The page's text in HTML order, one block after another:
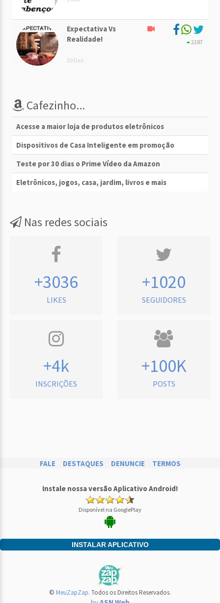
Expectativa Vs
Realidade!
20 Dez
2287
Cafezinho...
Acesse a maior loja de produtos eletrônicos
Dispositivos de Casa Inteligente em promoção
Teste por 30 dias o Prime Vídeo da Amazon
Eletrônicos, jogos, casa, jardim, livros e mais
Nas redes sociais
+3036
LIKES
+1020
SEGUIDORES
+4k
INSCRIÇÕES
+100K
POSTS
FALE DESTAQUES DENUNCIE TERMOS
Instale nossa versão Aplicativo Android!
Disponível na GooglePlay
INSTALAR APLICATIVO
© MeuZapZap. Todos os Direitos Reservados.